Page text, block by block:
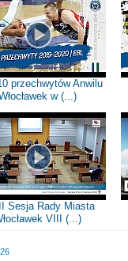
przechwytów Anwilu
w (...)
Sesja Rady Miasta
VIII (...)